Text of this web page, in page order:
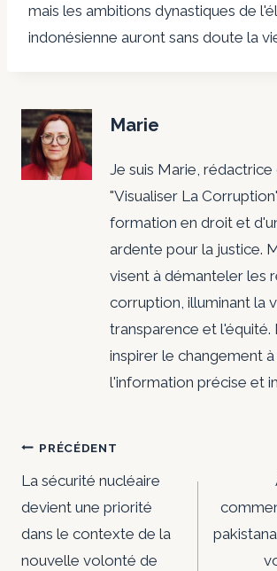
mais les ambitions dynastiques de
indonésienne auront sans doute la
Marie
Je suis Marie, rédactrice
"Visualiser La
formation en droit et
ardente pour la justice.
visent à démanteler les
corruption, illuminant la
transparence et
inspirer le changement
l'information précise et
Navigation
de
l’article
PRÉCÉDENT
La sécurité nucléaire
devient une priorité
dans le contexte de la
nouvelle volonté de